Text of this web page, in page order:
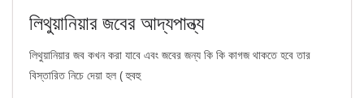
লিথুয়ানিয়ার জবের আদ্যপান্ত্য
লিথুয়ানিয়ার জব কখন করা যাবে এবং জবের জন্য কি কি কাগজ থাকতে হবে তার
বিস্তারিত নিচে দেয়া হল ( হুবহু